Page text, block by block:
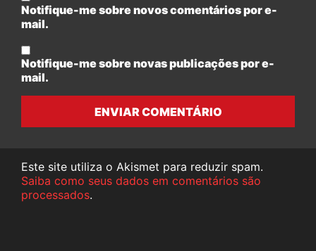
Notifique-me sobre novos comentários por e-
mail.
Notifique-me sobre novas publicações por e-
mail.
ENVIAR COMENTÁRIO
Este site utiliza o Akismet para reduzir spam.
Saiba como seus dados em comentários são
processados.